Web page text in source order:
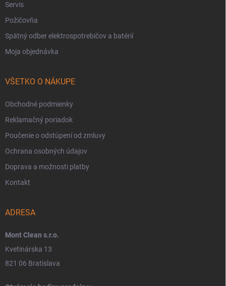
Servis
Požičovňa
Spätný odber elektrospotrebičov a batérií
Moja objednávka
VŠETKO O NÁKUPE
Obchodné podmienky
Reklamačný poriadok
Poučenie o odstúpení od zmluvy
Ochrana osobných údajov
Doprava a možnosti platby
Kontakt
ADRESA
Mont Clean s.r.o.
Kvetinárska 13
821 06 Bratislava